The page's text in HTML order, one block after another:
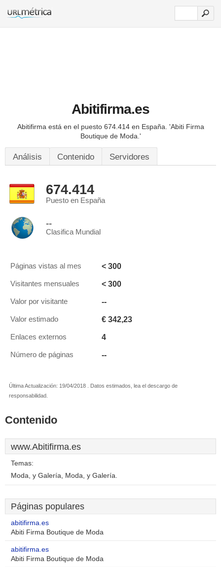
Abitifirma.es
Abitifirma está en el puesto 674.414 en España. 'Abiti Firma
Boutique de Moda.'
Análisis Contenido Servidores
674.414
Puesto en España
--
Clasifica Mundial
Páginas vistas al mes < 300
Visitantes mensuales < 300
Valor por visitante --
Valor estimado € 342,23
Enlaces externos 4
Número de páginas --
Última Actualización: 19/04/2018 . Datos estimados, lea el descargo de
responsabilidad.
Contenido
www.Abitifirma.es
Temas:
Moda, y Galería, Moda, y Galería.
Páginas populares
abitifirma.es
Abiti Firma Boutique de Moda
abitifirma.es
Abiti Firma Boutique de Moda